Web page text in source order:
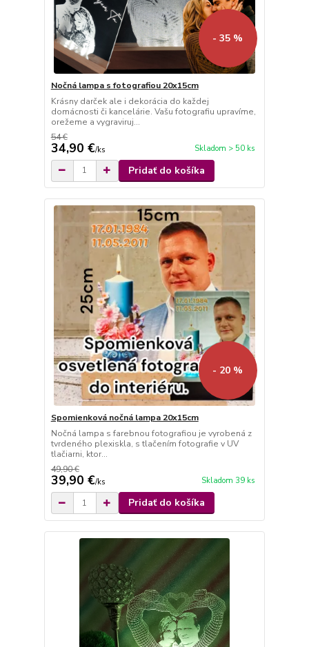
- 35 %
Nočná lampa s fotografiou 20x15cm
Krásny darček ale i dekorácia do každej
domácnosti či kancelárie. Vašu fotografiu upravíme,
orežeme a vygraviruj...
54 €
34,90 €/ks Skladom > 50 ks
Pridať do košíka
- 20 %
Spomienková nočná lampa 20x15cm
Nočná lampa s farebnou fotografiou je vyrobená z
tvrdeného plexiskla, s tlačením fotografie v UV
tlačiarni, ktor...
49,90 €
39,90 €/ks Skladom 39 ks
Pridať do košíka